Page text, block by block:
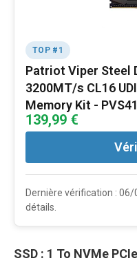
TOP #1
Patriot Viper Steel
3200MT/s CL16
Memory Kit -
139,99 €
Dernière vérification :
détails.
SSD : 1 To NVMe